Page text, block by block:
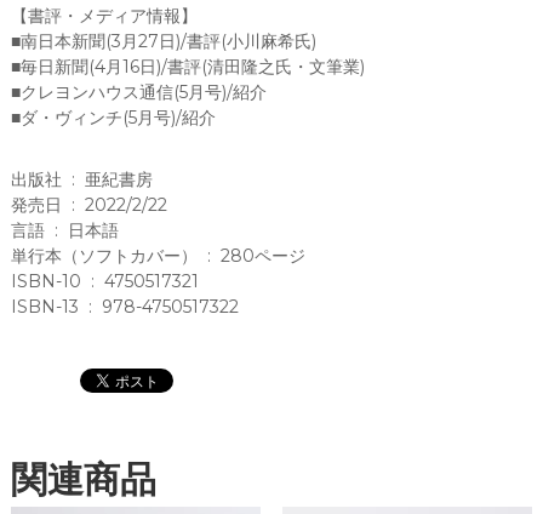
【書評・メディア情報】
■南日本新聞(3月27日)/書評(小川麻希氏)
■毎日新聞(4月16日)/書評(清田隆之氏・文筆業)
■クレヨンハウス通信(5月号)/紹介
■ダ・ヴィンチ(5月号)/紹介
出版社 ‏ : ‎ 亜紀書房
発売日 ‏ : ‎ 2022/2/22
言語 ‏ : ‎ 日本語
単行本（ソフトカバー） ‏ : ‎ 280ページ
ISBN-10 ‏ : ‎ 4750517321
ISBN-13 ‏ : ‎ 978-4750517322
関連商品